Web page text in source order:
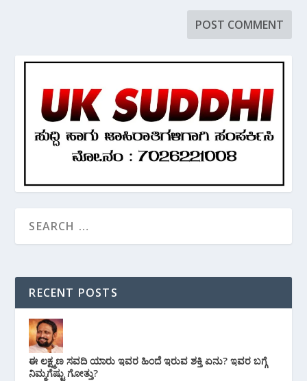
RECENT POSTS
ಈ ಲಕ್ಷ್ಮಣ ಸವದಿ ಯಾರು ಇವರ ಹಿಂದೆ ಇರುವ ಶಕ್ತಿ ಏನು? ಇವರ ಬಗ್ಗೆ
ನಿಮ್ಮಗೆಷ್ಟು ಗೋತ್ತು?